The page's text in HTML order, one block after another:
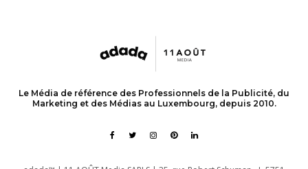
Le Média de référence des Professionnels de la Publicité, du
Marketing et des Médias au Luxembourg, depuis 2010.